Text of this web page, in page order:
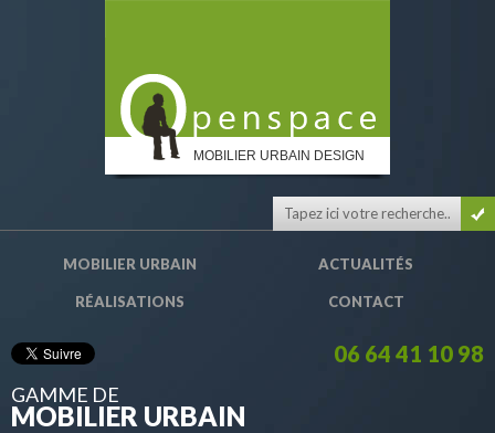
MOBILIER URBAIN DESIGN
MOBILIER URBAIN ACTUALITÉS
RÉALISATIONS CONTACT
06 64 41 10 98
GAMME DE
MOBILIER URBAIN